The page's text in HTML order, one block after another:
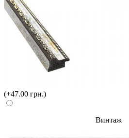
(+47.00 грн.)
Винтаж